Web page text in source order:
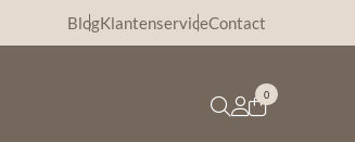
BlogKlantenserviceContact
0